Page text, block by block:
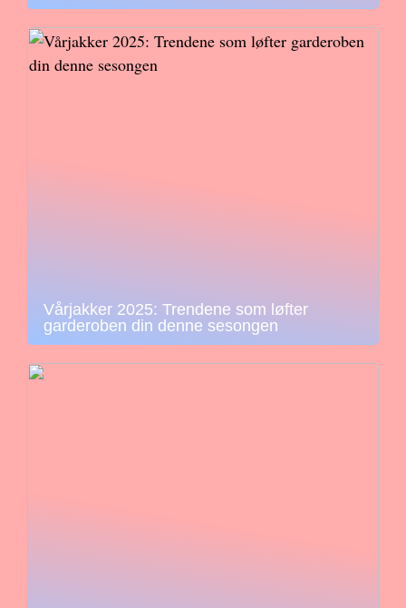
Vårjakker 2025: Trendene som løfter
garderoben din denne sesongen